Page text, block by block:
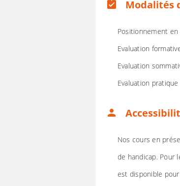
assignment_turned_in Modalités
Positionnement
Evaluation
Evaluation
Evaluation
person
Nos cours en
de handicap. Pour
est disponible